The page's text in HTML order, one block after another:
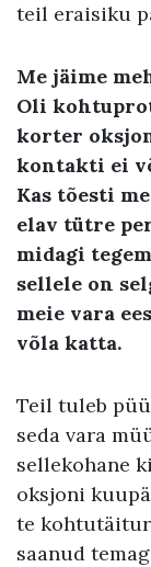
teil eraisiku
Me jäime
Oli
korter
kontakti ei
Kas tõesti
elav tütre
midagi
sellele on
meie vara
võla katta.
Teil tuleb
seda vara
sellekohane
oksjoni
te
saanud